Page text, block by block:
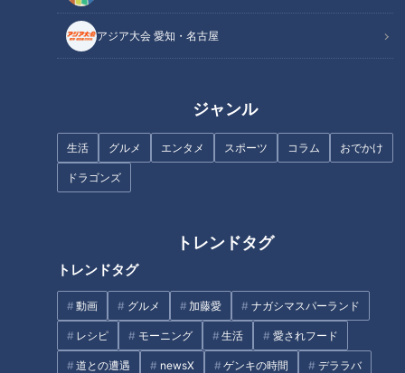
アジア大会 愛知・名古屋
ジャンル
生活 グルメ エンタメ スポーツ コラム おでかけ
ドラゴンズ
トレンドタグ
トレンドタグ
動画 グルメ 加藤愛 ナガシマスパーランド
レシピ モーニング 生活 愛されフード
道との遭遇 newsX ゲンキの時間 デララバ
型ドキュメンタリー「ピエロと
呼ばれた息子」第６０話
ぶ「尿酸コントロール術」
命にかかわる！？腰痛・頭痛サ
原因や対処法
８℃の発熱も…猛暑の中、賀久
くんは～配信型ドキュメンタリ
ー「ピエロと呼ばれた息子」第
本当に怖い！高齢者の貧血